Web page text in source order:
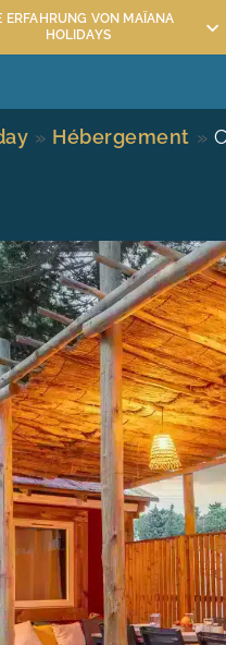
ERFAHRUNG VON MAÏANA
HOLIDAYS
DIE
» Hébergement »